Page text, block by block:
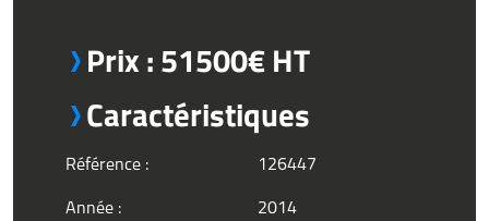
Prix : 51500€ HT
Caractéristiques
Référence :
126447
Année :
2014